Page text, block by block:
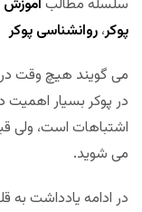
سلسله مطالبآموزش
پوکر، روانشناسی پوکر
می گویند هیچ وقت
در پوکر بسیار اهمیت
اشتباهات است، ولی
می شوید.
در ادامه یادداشت به